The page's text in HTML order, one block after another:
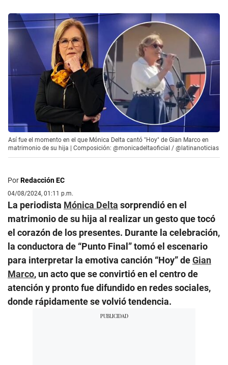
Así fue el momento en el que Mónica Delta cantó "Hoy" de Gian Marco en
matrimonio de su hija | Composición: @monicadeltaoficial / @latinanoticias
PorRedacción EC
04/08/2024, 01:11 p.m.
La periodista Mónica Delta sorprendió en el
matrimonio de su hija al realizar un gesto que tocó
el corazón de los presentes. Durante la celebración,
la conductora de “Punto Final” tomó el escenario
para interpretar la emotiva canción “Hoy” deGian
Marco, un acto que se convirtió en el centro de
atención y pronto fue difundido en redes sociales,
donde rápidamente se volvió tendencia.